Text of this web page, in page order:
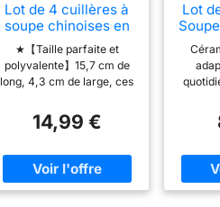
Lot de 4 cuillères à
soupe chinoises en
céramique de 15.7
cm, cuillères à
soupe de style rétro
japonais, wonton
marron
★【Taille parfaite et
polyvalente】15,7 cm de
long, 4,3 cm de large, ces
asiatiques sont assez
grandes et profondes pour
différents types de
soupes, wontons, ramens,
pho, udon, nouilles,
14,99 €
Lot
à
pour
que